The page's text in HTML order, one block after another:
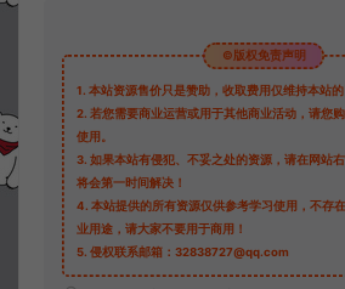
©版权免责声明
1. 本站资源售价只是赞助，收取费用仅维持本站的
2. 若您需要商业运营或用于其他商业活动，请您
使用。
3. 如果本站有侵犯、不妥之处的资源，请在网站右
将会第一时间解决！
4. 本站提供的所有资源仅供参考学习使用，不存
业用途，请大家不要用于商用！
5. 侵权联系邮箱：32838727@qq.com